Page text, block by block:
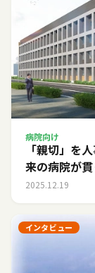
病院向け
「親切」を
来の病院が
2025.12.19
インタビュー